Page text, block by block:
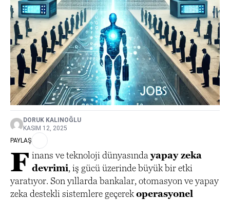
DORUK KALINOĞLU
KASIM 12, 2025
PAYLAŞ
F inans ve teknoloji dünyasındayapay zeka
devrimi, iş gücü üzerinde büyük bir etki
yaratıyor. Son yıllarda bankalar, otomasyon ve yapay
zeka destekli sistemlere geçerekoperasyonel